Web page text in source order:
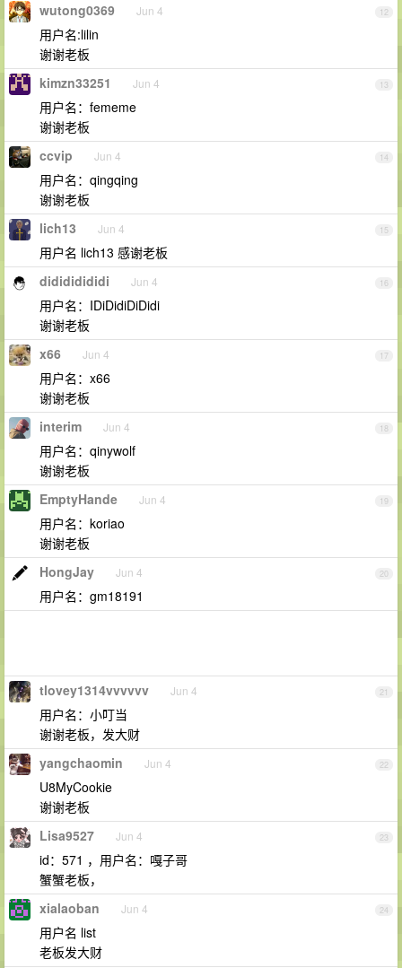
12
wutong0369 Jun 4
用户名:lilin
谢谢老板
13
kimzn33251 Jun 4
用户名：fememe
谢谢老板
14
ccvip Jun 4
用户名：qingqing
谢谢老板
15
lich13 Jun 4
用户名 lich13 感谢老板
16
didididididi Jun 4
用户名：IDiDidiDiDidi
谢谢老板
17
x66 Jun 4
用户名：x66
谢谢老板
18
interim Jun 4
用户名：qinywolf
谢谢老板
19
EmptyHande Jun 4
用户名：koriao
谢谢老板
20
HongJay Jun 4
用户名：gm18191
21
tlovey1314vvvvvv Jun 4
用户名：小叮当
谢谢老板，发大财
22
yangchaomin Jun 4
U8MyCookie
谢谢老板
23
Lisa9527 Jun 4
id：571 ，用户名：嘎子哥
蟹蟹老板，
24
xialaoban Jun 4
用户名 list
老板发大财